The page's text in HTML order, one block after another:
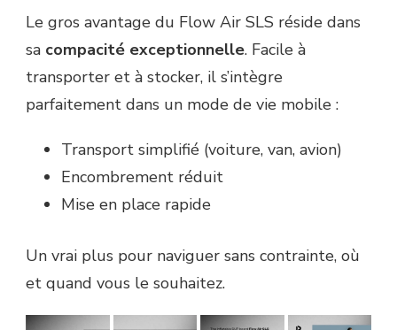
Le gros avantage du Flow Air SLS réside dans
sa compacité exceptionnelle. Facile à
transporter et à stocker, il s’intègre
parfaitement dans un mode de vie mobile :
Transport simplifié (voiture, van, avion)
Encombrement réduit
Mise en place rapide
Un vrai plus pour naviguer sans contrainte, où
et quand vous le souhaitez.